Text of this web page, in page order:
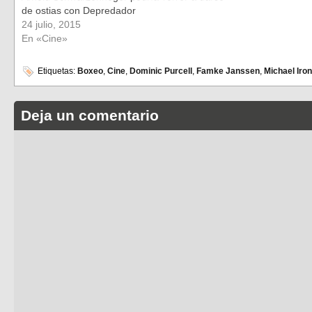
de ostias con Depredador
24 julio, 2015
En «Cine»
Etiquetas: Boxeo, Cine, Dominic Purcell , Famke Janssen, Michael
Deja un comentario